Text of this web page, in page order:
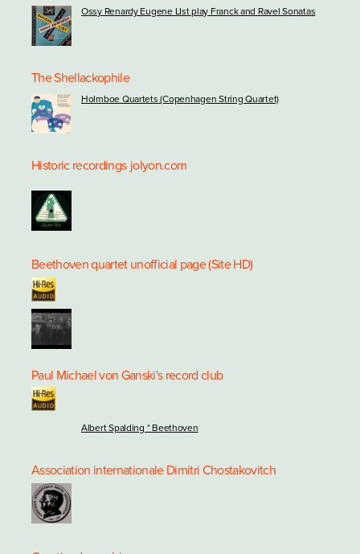
Ossy Renardy Eugene LIst play Franck and Ravel Sonatas
The Shellackophile
Holmboe Quartets (Copenhagen String Quartet)
Historic recordings jolyon.com
Beethoven quartet unofficial page (Site HD)
Paul Michael von Ganski's record club
Albert Spalding * Beethoven
Association internationale Dimitri Chostakovitch